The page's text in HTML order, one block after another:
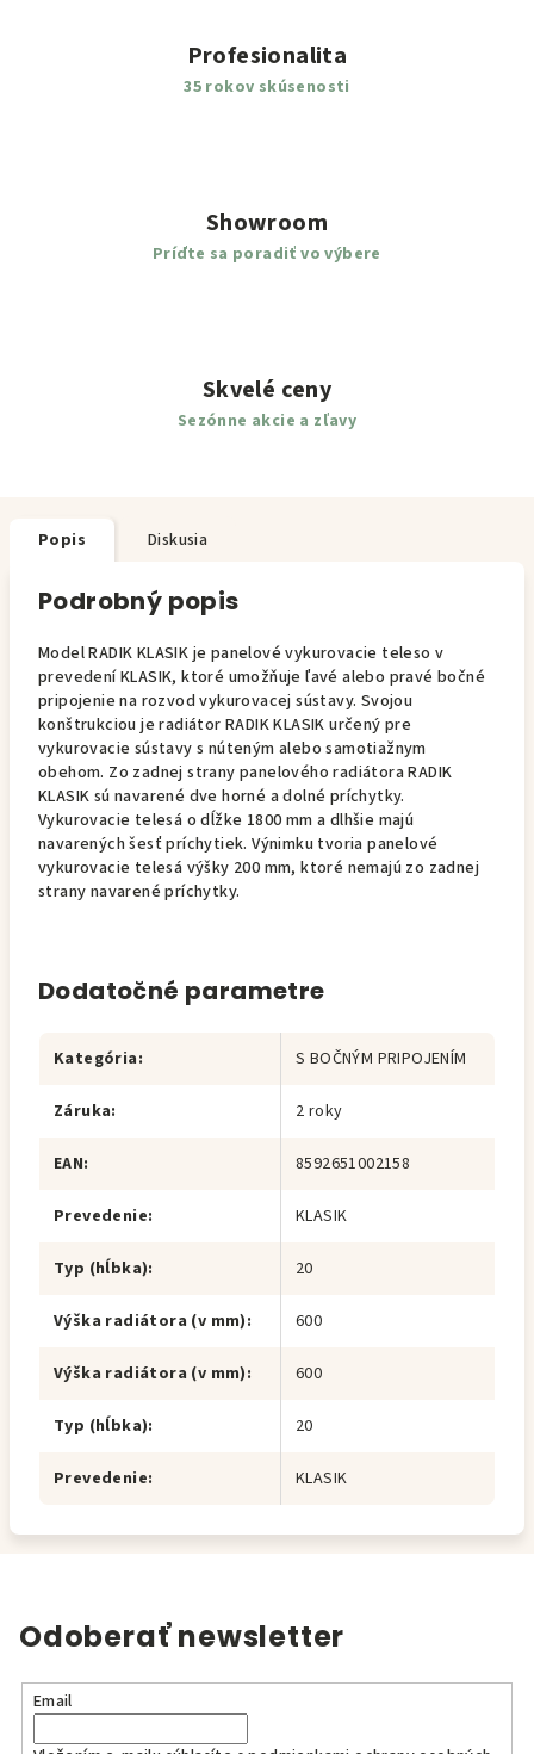
Profesionalita
35 rokov skúsenosti
Showroom
Príďte sa poradiť vo výbere
Skvelé ceny
Sezónne akcie a zľavy
Popis Diskusia
Podrobný popis
Model RADIK KLASIK je panelové vykurovacie teleso v
prevedení KLASIK, ktoré umožňuje ľavé alebo pravé bočné
pripojenie na rozvod vykurovacej sústavy. Svojou
konštrukciou je radiátor RADIK KLASIK určený pre
vykurovacie sústavy s núteným alebo samotiažnym
obehom. Zo zadnej strany panelového radiátora RADIK
KLASIK sú navarené dve horné a dolné príchytky.
Vykurovacie telesá o dĺžke 1800 mm a dlhšie majú
navarených šesť príchytiek. Výnimku tvoria panelové
vykurovacie telesá výšky 200 mm, ktoré nemajú zo zadnej
strany navarené príchytky.
Dodatočné parametre
Kategória: S BOČNÝM PRIPOJENÍM
Záruka: 2 roky
EAN: 8592651002158
Prevedenie: KLASIK
Typ (hĺbka): 20
Výška radiátora (v mm): 600
Výška radiátora (v mm): 600
Typ (hĺbka): 20
Prevedenie: KLASIK
Odoberať newsletter
Email